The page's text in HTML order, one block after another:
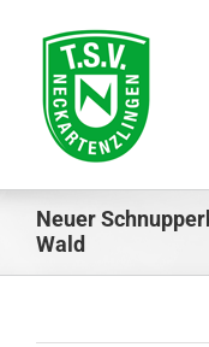
Neuer
Wald